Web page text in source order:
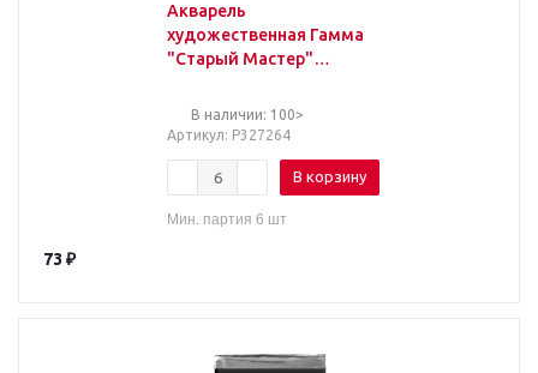
Акварель
художественная Гамма
"Старый Мастер"
2,6мл, кювета
В наличии: 100>
Артикул: Р327264
В корзину
Мин. партия 6 шт
73 ₽